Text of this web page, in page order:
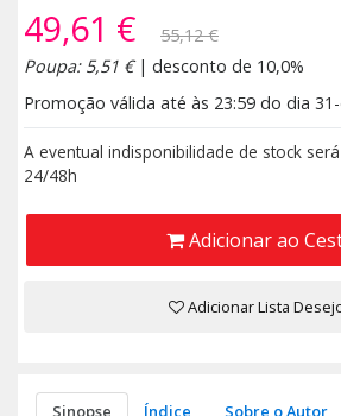
49,61 €
55,12 €
Poupa: 5,51 €| desconto de 10,0%
Promoção válida até às 23:59 do dia
A eventual indisponibilidade de stock
24/48h
Adicionar ao
Adicionar Lista
Sinopse Índice Sobre o Autor